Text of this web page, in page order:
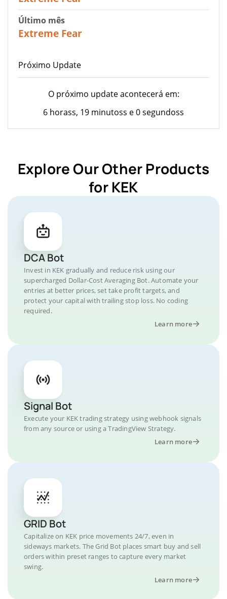
Último mês
Extreme Fear
Próximo Update
O próximo update acontecerá em:
6 horass, 19 minutoss e 0 segundoss
Explore Our Other Products
for KEK
DCA Bot
Invest in KEK gradually and reduce risk using our
supercharged Dollar-Cost Averaging Bot. Automate your
entries at better prices, set take profit targets, and
protect your capital with trailing stop loss. No coding
required.
Learn more
Signal Bot
Execute your KEK trading strategy using webhook signals
from any source or using a TradingView Strategy.
Learn more
GRID Bot
Capitalize on KEK price movements 24/7, even in
sideways markets. The Grid Bot places smart buy and sell
orders within preset ranges to capture every market
swing.
Learn more